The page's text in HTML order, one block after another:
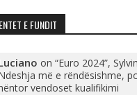
E FUNDIT
on “Euro 2024”,
më e rëndësishme,
vendoset kualifikimi